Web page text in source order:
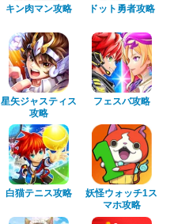
キン肉マン攻略 ドット勇者攻略
星矢ジャスティス
攻略
フェスバ攻略
白猫テニス攻略
妖怪ウォッチ1ス
マホ攻略